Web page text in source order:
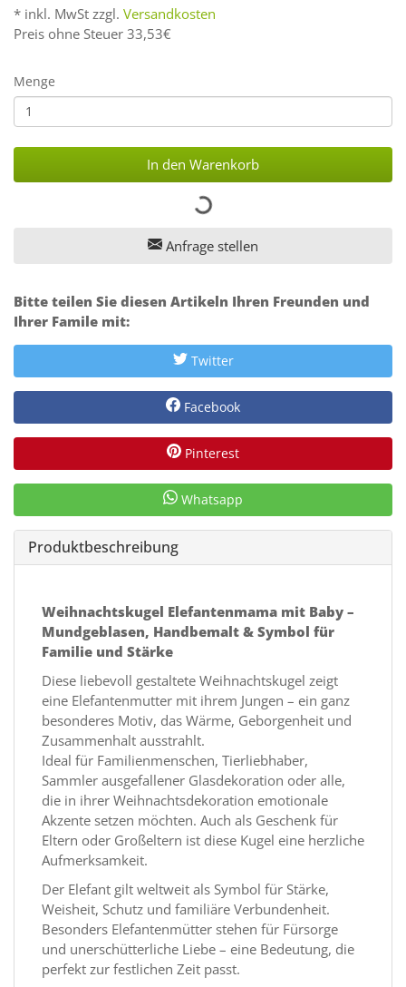
* inkl. MwSt zzgl. Versandkosten
Preis ohne Steuer 33,53€
Menge
In den Warenkorb
Anfrage stellen
Bitte teilen Sie diesen Artikeln Ihren Freunden und
Ihrer Famile mit:
Twitter
Facebook
Pinterest
Whatsapp
Produktbeschreibung
Weihnachtskugel Elefantenmama mit Baby –
Mundgeblasen, Handbemalt & Symbol für
Familie und Stärke
Diese liebevoll gestaltete Weihnachtskugel zeigt
eine Elefantenmutter mit ihrem Jungen – ein ganz
besonderes Motiv, das Wärme, Geborgenheit und
Zusammenhalt ausstrahlt.
Ideal für Familienmenschen, Tierliebhaber,
Sammler ausgefallener Glasdekoration oder alle,
die in ihrer Weihnachtsdekoration emotionale
Akzente setzen möchten. Auch als Geschenk für
Eltern oder Großeltern ist diese Kugel eine herzliche
Aufmerksamkeit.
Der Elefant gilt weltweit als Symbol für Stärke,
Weisheit, Schutz und familiäre Verbundenheit.
Besonders Elefantenmütter stehen für Fürsorge
und unerschütterliche Liebe – eine Bedeutung, die
perfekt zur festlichen Zeit passt.